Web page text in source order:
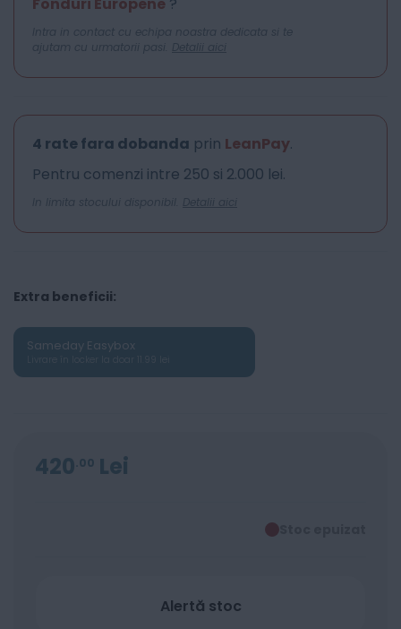
Intra in contact cu echipa noastra dedicata si te
ajutam cu urmatorii pasi. Detalii aici
4 rate fara dobanda prin LeanPay.
Pentru comenzi intre 250 si 2.000 lei.
In limita stocului disponibil. Detalii aici
Extra beneficii:
Sameday Easybox
420 00 Lei
Alertă stoc